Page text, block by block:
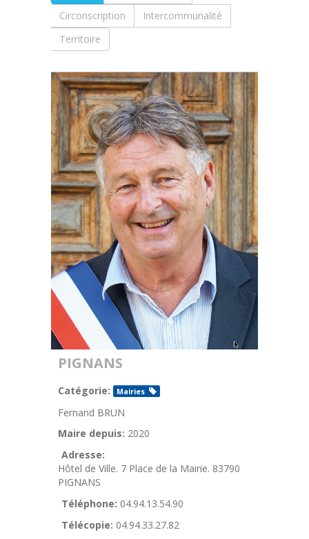
Circonscription
Intercommunalité
Territoire
PIGNANS
Catégorie: Mairies
Fernand BRUN
Maire depuis: 2020
Adresse:
Hôtel de Ville. 7 Place de la Mairie. 83790
PIGNANS
Téléphone: 04.94.13.54.90
Télécopie: 04.94.33.27.82